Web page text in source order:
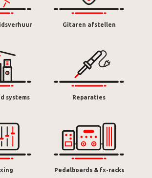
Gitaren afstellen
systems Reparaties
Pedalboards & fx-racks